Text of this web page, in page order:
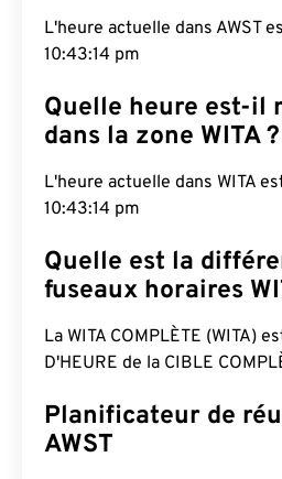
L'heure actuelle dans AWST
10:43:15 pm
Quelle heure est-il
dans la zone WITA ?
L'heure actuelle dans WITA
10:43:15 pm
Quelle est la
fuseaux horaires
La WITA COMPLÈTE (WITA)
D'HEURE de la CIBLE
Planificateur de
AWST